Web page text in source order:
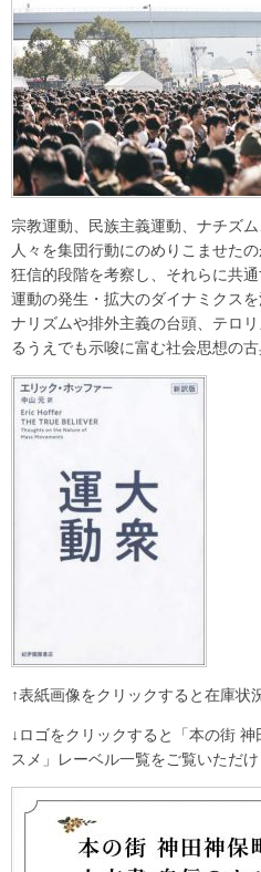
宗教運動、民族主義運動、ナチズ
人々を集団行動にのめりこませた
狂信的段階を考察し、それらに共
運動の発生・拡大のダイナミクス
ナリズムや排外主義の台頭、テロ
るうえでも示唆に富む社会思想の古
↑表紙画像をクリックすると在庫状
↓ロゴをクリックすると「本の街
スメ」レーベル一覧をご覧いただけ